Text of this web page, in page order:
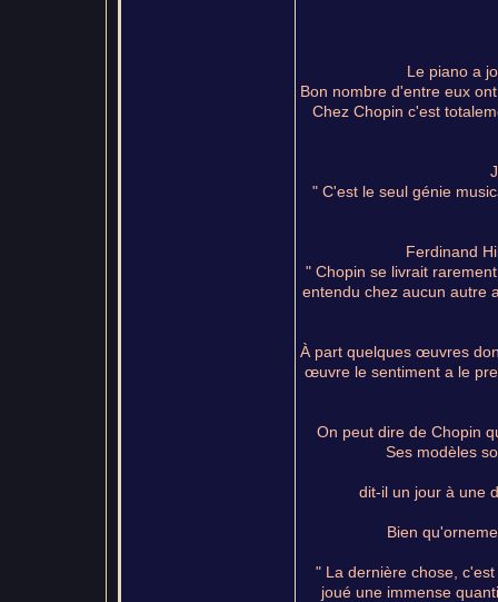
Le piano a
Bon nombre d'entre eux
Chez Chopin c'est
" C'est le seul génie
Ferdinand
" Chopin se livrait
entendu chez aucun autre
À part quelques œuvres
œuvre le sentiment a le
On peut dire de Chopin
Ses modèles
dit-il un jour à une
Bien
" La dernière chose,
joué une immense